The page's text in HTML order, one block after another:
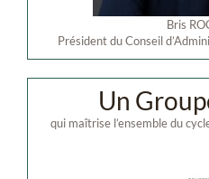
Bris
Président du Conseil
Un
qui maîtrise l’ensemble du